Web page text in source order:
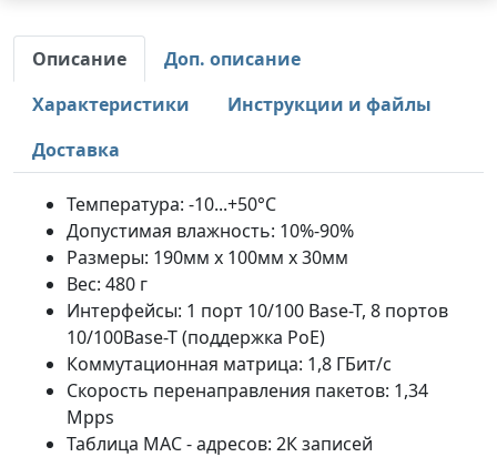
Описание
Доп. описание
Характеристики
Инструкции и файлы
Доставка
Температура: -10...+50°С
Допустимая влажность: 10%-90%
Размеры: 190мм x 100мм x 30мм
Вес: 480 г
Интерфейсы: 1 порт 10/100 Base-T, 8 портов
10/100Base-T (поддержка PoE)
Коммутационная матрица: 1,8 ГБит/с
Скорость перенаправления пакетов: 1,34
Mpps
Таблица MAC - адресов: 2К записей